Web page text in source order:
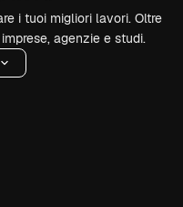
i tuoi migliori lavori. Oltre
agenzie e studi.